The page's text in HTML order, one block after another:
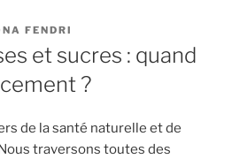
FENDRI
et sucres : quand
?
de la santé naturelle et de
traversons toutes des